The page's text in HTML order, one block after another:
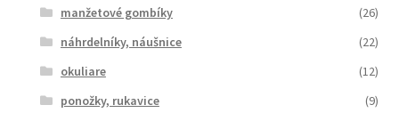
manžetové gombíky
(26)
náhrdelníky, náušnice
(22)
okuliare
(12)
ponožky, rukavice
(9)